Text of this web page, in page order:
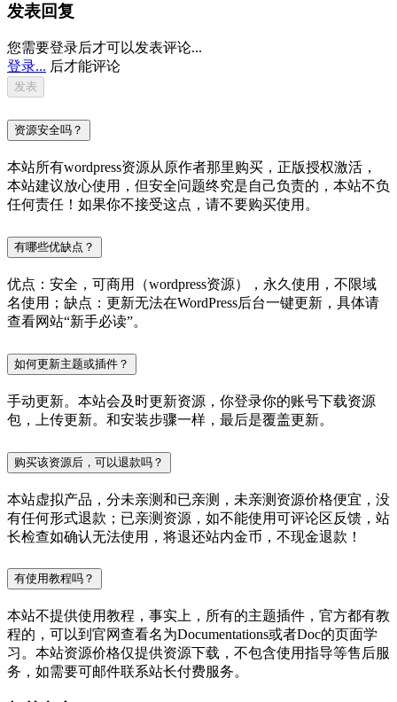
发表回复
您需要登录后才可以发表评论...
登录... 后才能评论
资源安全吗？
本站所有wordpress资源从原作者那里购买，正版授权激活，
本站建议放心使用，但安全问题终究是自己负责的，本站不负
任何责任！如果你不接受这点，请不要购买使用。
有哪些优缺点？
优点：安全，可商用（wordpress资源），永久使用，不限域
名使用；缺点：更新无法在WordPress后台一键更新，具体请
查看网站“新手必读”。
如何更新主题或插件？
手动更新。本站会及时更新资源，你登录你的账号下载资源
包，上传更新。和安装步骤一样，最后是覆盖更新。
购买该资源后，可以退款吗？
本站虚拟产品，分未亲测和已亲测，未亲测资源价格便宜，没
有任何形式退款；已亲测资源，如不能使用可评论区反馈，站
长检查如确认无法使用，将退还站内金币，不现金退款！
有使用教程吗？
本站不提供使用教程，事实上，所有的主题插件，官方都有教
程的，可以到官网查看名为Documentations或者Doc的页面学
习。本站资源价格仅提供资源下载，不包含使用指导等售后服
务，如需要可邮件联系站长付费服务。